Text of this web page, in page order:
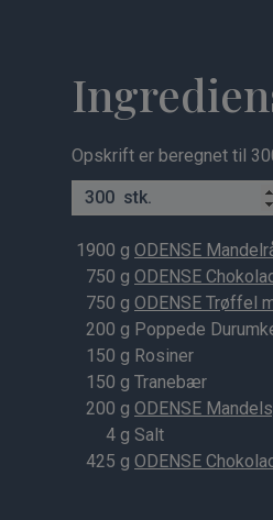
Opskrift er beregnet til
stk.
1900 g ODENSE
750 g ODENSE
750 g ODENSE Trøffel
200 g Poppede
150 g Rosiner
150 g Tranebær
200 g ODENSE
4 g Salt
425 g ODENSE